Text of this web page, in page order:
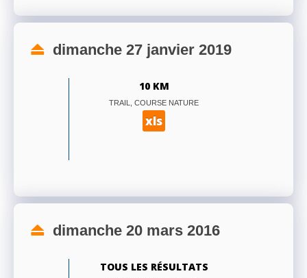
dimanche 27 janvier 2019
10 KM
TRAIL, COURSE NATURE
xls
dimanche 20 mars 2016
TOUS LES RÉSULTATS